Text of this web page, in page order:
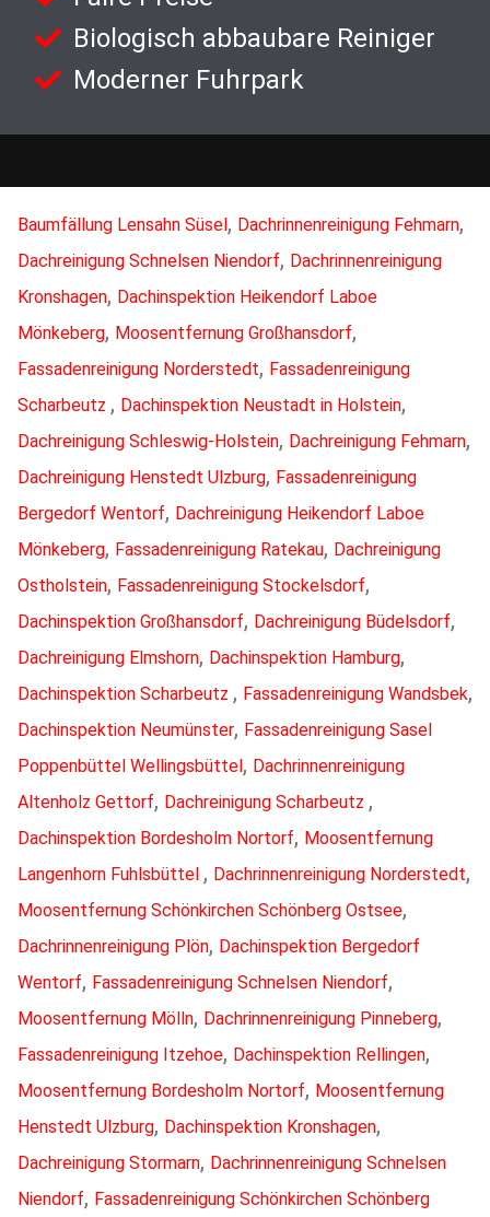
Biologisch abbaubare Reiniger
Moderner Fuhrpark
Baumfällung Lensahn Süsel, Dachrinnenreinigung Fehmarn,
Dachreinigung Schnelsen Niendorf, Dachrinnenreinigung
Kronshagen, Dachinspektion Heikendorf Laboe
Mönkeberg, Moosentfernung Großhansdorf,
Fassadenreinigung Norderstedt, Fassadenreinigung
Scharbeutz , Dachinspektion Neustadt in Holstein,
Dachreinigung Schleswig-Holstein, Dachreinigung Fehmarn,
Dachreinigung Henstedt Ulzburg, Fassadenreinigung
Bergedorf Wentorf, Dachreinigung Heikendorf Laboe
Mönkeberg, Fassadenreinigung Ratekau, Dachreinigung
Ostholstein, Fassadenreinigung Stockelsdorf,
Dachinspektion Großhansdorf, Dachreinigung Büdelsdorf,
Dachreinigung Elmshorn, Dachinspektion Hamburg,
Dachinspektion Scharbeutz , Fassadenreinigung Wandsbek,
Dachinspektion Neumünster, Fassadenreinigung Sasel
Poppenbüttel Wellingsbüttel, Dachrinnenreinigung
Altenholz Gettorf, Dachreinigung Scharbeutz ,
Dachinspektion Bordesholm Nortorf, Moosentfernung
Langenhorn Fuhlsbüttel , Dachrinnenreinigung Norderstedt,
Moosentfernung Schönkirchen Schönberg Ostsee,
Dachrinnenreinigung Plön, Dachinspektion Bergedorf
Wentorf, Fassadenreinigung Schnelsen Niendorf,
Moosentfernung Mölln, Dachrinnenreinigung Pinneberg,
Fassadenreinigung Itzehoe, Dachinspektion Rellingen,
Moosentfernung Bordesholm Nortorf, Moosentfernung
Henstedt Ulzburg, Dachinspektion Kronshagen,
Dachreinigung Stormarn, Dachrinnenreinigung Schnelsen
Niendorf, Fassadenreinigung Schönkirchen Schönberg